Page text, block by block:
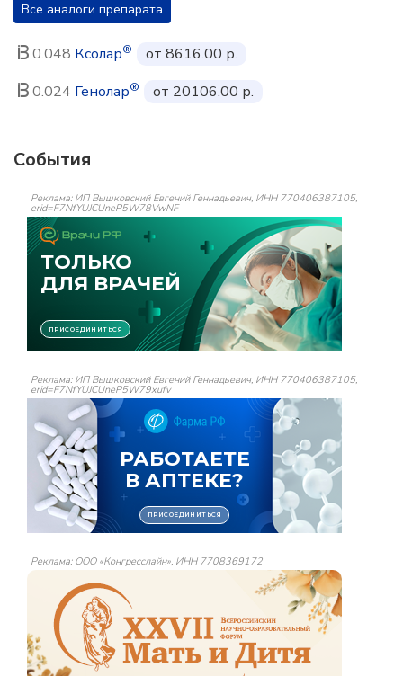
Все аналоги препарата
0.048 Ксолар®
от 8616.00 р.
0.024 Генолар® от 20106.00 р.
События
Реклама: ИП Вышковский Евгений Геннадьевич, ИНН 770406387105,
erid=F7NfYUJCUneP5W78VwNF
Реклама: ИП Вышковский Евгений Геннадьевич, ИНН 770406387105,
erid=F7NfYUJCUneP5W79xufv
Реклама: ООО «Конгресслайн», ИНН 7708369172